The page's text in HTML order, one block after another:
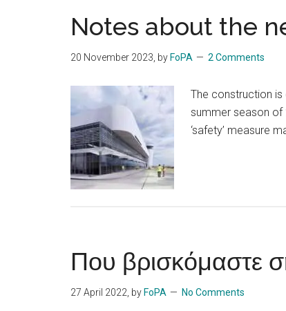
Notes about the
20 November 2023 , by FoPA 2 Comments
The construction
summer season of
‘safety’ measure
Που βρισκόμαστε
27 April 2022 , by FoPA No Comments